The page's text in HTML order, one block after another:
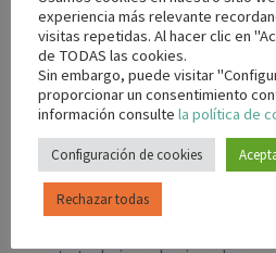
sala de formaciones, call center
ampliación la flota de reparto
nuevas rutas, generarán nuevos
fomentará la mejora del empleo
nuevas instalaciones lo que se
mejor cobertura y servicio en la
Este proceso de integración es
experiencia más relevante
visitas repetidas. Al hacer clic en
de TODAS las cookies.
Sin embargo, puede visitar
proporcionar un consentimiento
información consulte la política de
Configuración de cookies
Rechazar todas